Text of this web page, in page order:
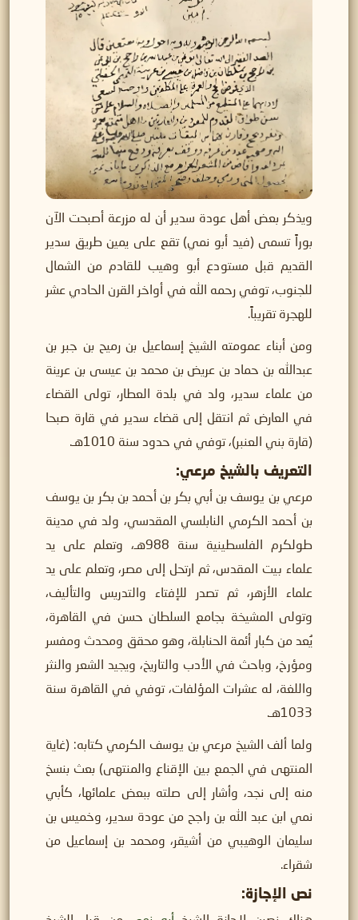
ويذكر بعض أهل عودة سدير أن له مزرعة أصبحت الآن
بوراً تسمى (فيد أبو نمي) تقع على يمين طريق سدير
القديم قبل مستودع أبو وهيب للقادم من الشمال
للجنوب، توفي رحمه الله في أواخر القرن الحادي عشر
للهجرة تقريباً.
ومن أبناء عمومته الشيخ إسماعيل بن رميح بن جبر بن
عبدالله بن حماد بن عريض بن محمد بن عيسى بن عرينة
من علماء سدير، ولد في بلدة العطار، تولى القضاء
في العارض ثم انتقل إلى قضاء سدير في قارة صبحا
(قارة بني العنبر)، توفي في حدود سنة 1010هـ.
التعريف بالشيخ مرعي:
مرعي بن يوسف بن أبي بكر بن أحمد بن بكر بن يوسف
بن أحمد الكرمي النابلسي المقدسي، ولد في مدينة
طولكرم الفلسطينية سنة 988هـ، وتعلم على يد
علماء بيت المقدس، ثم ارتحل إلى مصر، وتعلم على يد
علماء الأزهر، ثم تصدر للإفتاء والتدريس والتأليف،
وتولى المشيخة بجامع السلطان حسن في القاهرة،
يُعد من كبار أئمة الحنابلة، وهو محقق ومحدث ومفسر
ومؤرخ، وباحث في الأدب والتاريخ، ويجيد الشعر والنثر
واللغة، له عشرات المؤلفات، توفي في القاهرة سنة
1033هـ.
ولما ألف الشيخ مرعي بن يوسف الكرمي كتابه: (غاية
المنتهى في الجمع بين الإقناع والمنتهى) بعث بنسخ
منه إلى نجد، وأشار إلى صلته ببعض علمائها، كأبي
نمي ابن عبد الله بن راجح من عودة سدير، وخميس بن
سليمان الوهيبي من أشيقر، ومحمد بن إسماعيل من
شقراء.
نص الإجازة: